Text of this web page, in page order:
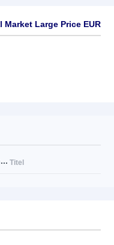
Market Large Price EUR
Titel